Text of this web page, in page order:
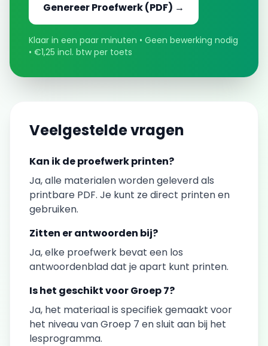
GenereerProefwerk(PDF) →
Klaar in een paar minuten • Geen bewerking nodig
• €1,25 incl. btw per toets
Veelgestelde vragen
Kan ik deproefwerkprinten?
Ja, alle materialen worden geleverd als
printbare PDF. Je kunt ze direct printen en
gebruiken.
Zitten er antwoorden bij?
Ja, elke proefwerk bevat een los
antwoordenblad dat je apart kunt printen.
Is het geschikt voorGroep 7?
Ja, het materiaal is specifiek gemaakt voor
het niveau vanGroep 7 en sluit aan bij het
lesprogramma.